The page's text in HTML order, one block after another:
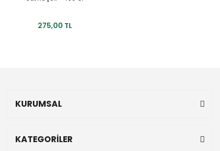
275,00 TL
KURUMSAL
KATEGORİLER